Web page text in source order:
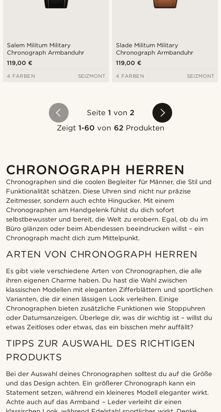
Salem Militum Military
Chronograph Armbanduhr
119,00 €
4 FARBEN SEIZMONT
Slade Militum Military
Chronograph Armbanduhr
119,00 €
4 FARBEN SEIZMONT
Seite 1 von2
Zeigt1-60 von 62Produkten
CHRONOGRAPH HERREN
Chronographen sind die coolen Begleiter für Männer, die Stil und
Funktionalität schätzen. Diese Uhren sind nicht nur präzise
Zeitmesser, sondern auch echte Hingucker. Mit einem
Chronographen am Handgelenk fühlst du dich sofort
selbstbewusster und bereit, die Welt zu erobern. Egal, ob du im
Büro glänzen oder beim Abendessen beeindrucken willst – ein
Chronograph macht dich zum Mittelpunkt.
ARTEN VON CHRONOGRAPH HERREN
Es gibt viele verschiedene Arten von Chronographen, die alle
ihren eigenen Charme haben. Du hast die Wahl zwischen
klassischen Modellen mit eleganten Zifferblättern und sportlichen
Varianten, die dir einen lässigen Look verleihen. Einige
Chronographen bieten zusätzliche Funktionen wie Stoppuhren
oder Datumsanzeigen. Überlege dir, was dir wichtig ist – willst du
etwas Zeitloses oder etwas, das ein bisschen mehr auffällt?
TIPPS ZUR AUSWAHL DES RICHTIGEN
PRODUKTS
Bei der Auswahl deines Chronographen solltest du auf die Größe
und das Design achten. Ein größerer Chronograph kann ein
Statement setzen, während ein kleineres Modell eleganter wirkt.
Achte auch auf das Armband – Leder verleiht dir einen